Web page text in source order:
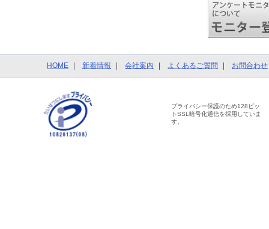
HOME 新着情報 会社案内 よくあるご質問 お問合わせ
プライバシー保護のため128ビッ
トSSL暗号化通信を採用していま
す。